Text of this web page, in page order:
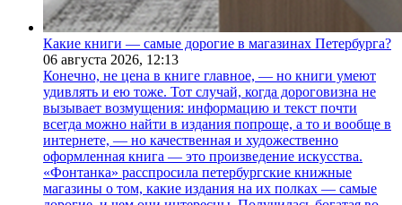
Какие книги — самые дорогие в магазинах Петербурга?
06 августа 2026, 12:13
Конечно, не цена в книге главное, — но книги умеют
удивлять и ею тоже. Тот случай, когда дороговизна не
вызывает возмущения: информацию и текст почти
всегда можно найти в издания попроще, а то и вообще в
интернете, — но качественная и художественно
оформленная книга — это произведение искусства.
«Фонтанка» расспросила петербургские книжные
магазины о том, какие издания на их полках — самые